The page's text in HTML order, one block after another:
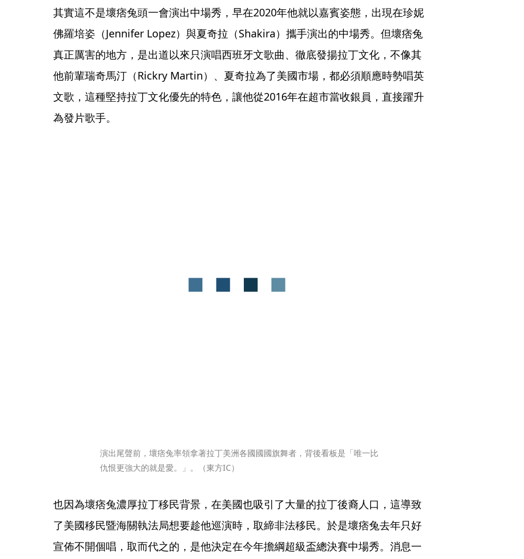
其實這不是壞痞兔頭一會演出中場秀，早在2020年他就以嘉賓姿態，出現在珍妮
佛羅培姿（Jennifer Lopez）與夏奇拉（Shakira）攜手演出的中場秀。但壞痞兔
真正厲害的地方，是出道以來只演唱西班牙文歌曲、徹底發揚拉丁文化，不像其
他前輩瑞奇馬汀（Rickry Martin）、夏奇拉為了美國市場，都必須順應時勢唱英
文歌，這種堅持拉丁文化優先的特色，讓他從2016年在超市當收銀員，直接躍升
為發片歌手。
演出尾聲前，壞痞兔率領拿著拉丁美洲各國國國旗舞者，背後看板是「唯一比
仇恨更強大的就是愛。」。（東方IC）
也因為壞痞兔濃厚拉丁移民背景，在美國也吸引了大量的拉丁後裔人口，這導致
了美國移民暨海關執法局想要趁他巡演時，取締非法移民。於是壞痞兔去年只好
宣佈不開個唱，取而代之的，是他決定在今年擔綱超級盃總決賽中場秀。消息一